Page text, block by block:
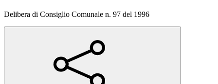
Delibera di Consiglio Comunale n. 97 del 1996